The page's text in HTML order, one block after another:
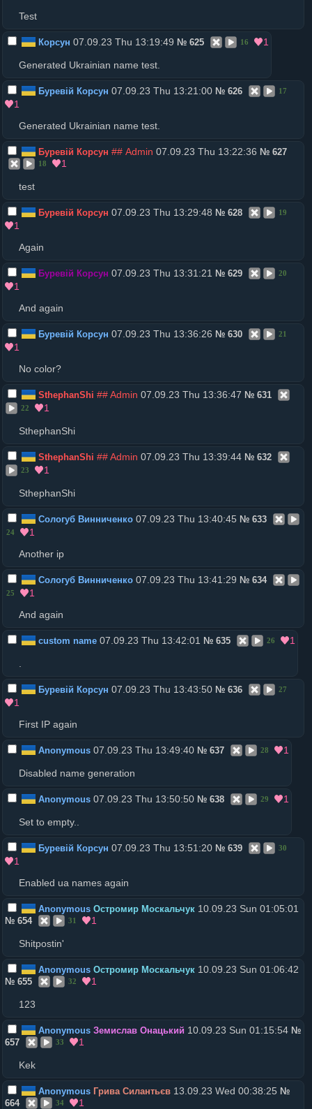
Test
Корсун 07.09.23 Thu 13:19:49 № 625 16 1
Generated Ukrainian name test.
Буревій Корсун 07.09.23 Thu 13:21:00 № 626 17
1
Generated Ukrainian name test.
Буревій Корсун ## Admin 07.09.23 Thu 13:22:36 № 627
18 1
test
Буревій Корсун 07.09.23 Thu 13:29:48 № 628 19
1
Again
Буревій Корсун 07.09.23 Thu 13:31:21 № 629 20
1
And again
Буревій Корсун 07.09.23 Thu 13:36:26 № 630 21
1
No color?
SthephanShi ## Admin 07.09.23 Thu 13:36:47 № 631
22 1
SthephanShi
SthephanShi ## Admin 07.09.23 Thu 13:39:44 № 632
23 1
SthephanShi
Сологуб Винниченко07.09.23 Thu 13:40:45 № 633
24
1
Another ip
Сологуб Винниченко07.09.23 Thu 13:41:29 № 634
25
1
And again
custom name07.09.23 Thu 13:42:01 № 635 26 1
Буревій Корсун 07.09.23 Thu 13:43:50 № 636 27
1
First IP again
Anonymous07.09.23 Thu 13:49:40 № 637 28 1
Disabled name generation
Anonymous07.09.23 Thu 13:50:50 № 638 29 1
Set to empty..
Буревій Корсун 07.09.23 Thu 13:51:20 № 639 30
1
Enabled ua names again
Anonymous Остромир Москальчук10.09.23 Sun 01:05:01
№ 654 31 1
Shitpostin'
Anonymous Остромир Москальчук10.09.23 Sun 01:06:42
№ 655 32 1
123
Anonymous Земислав Онацький 10.09.23 Sun 01:15:54 №
657
33 1
Kek
Anonymous Грива Силантьєв13.09.23 Wed 00:38:25 №
664
34 1